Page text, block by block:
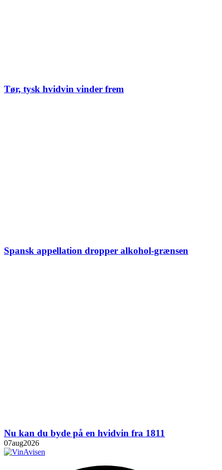
Tør, tysk hvidvin vinder frem
Spansk appellation dropper alkohol-grænsen
Nu kan du byde på en hvidvin fra 1811
07aug2026